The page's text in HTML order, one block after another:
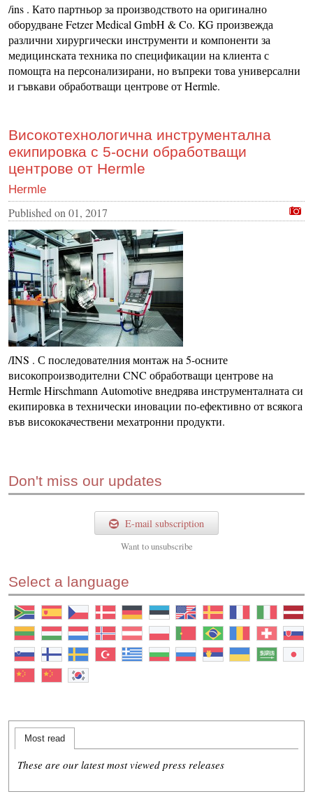
/ins . Като партньор за производството на оригинално
оборудване Fetzer Medical GmbH & Co. KG произвежда
различни хирургически инструменти и компоненти за
медицинската техника по спецификации на клиента с
помощта на персонализирани, но въпреки това универсални
и гъвкави обработващи центрове от Hermle.
Високотехнологична инструментална
екипировка с 5-осни обработващи
центрове от Hermle
Hermle
Published on 01, 2017
/INS . С последователния монтаж на 5-осните
високопроизводителни CNC обработващи центрове на
Hermle Hirschmann Automotive внедрява инструменталната си
екипировка в технически иновации по-ефективно от всякога
във висококачествени мехатронни продукти.
Don't miss our updates
E-mail subscription
Want tounsubscribe
Select a language
Most read
These are our latest most viewed press releases